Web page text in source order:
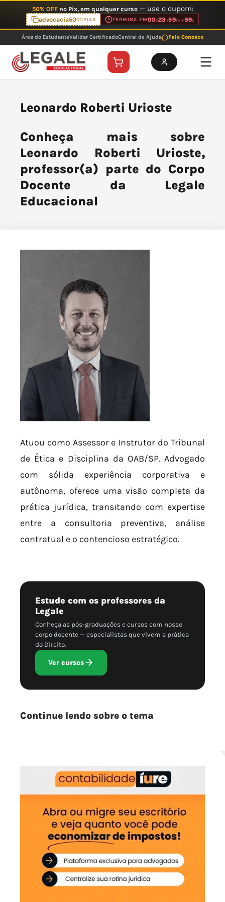
o
conteúdo
50% OFFno Pix, em qualquer curso— use o cupom:
advocacia50COPIAR TERMINA EM00d23h59min59s
Área do EstudanteValidar CertificadoCentral de Ajuda Fale Conosco
Leonardo Roberti Urioste
Conheça mais sobre
Leonardo Roberti Urioste,
professor(a) parte do Corpo
Docente da Legale
Educacional
Atuou como Assessor e Instrutor do Tribunal
de Ética e Disciplina da OAB/SP. Advogado
com sólida experiência corporativa e
autônoma, oferece uma visão completa da
prática jurídica, transitando com expertise
entre a consultoria preventiva, análise
contratual e o contencioso estratégico.
Estude com os professores da
Legale
Conheça as pós-graduações e cursos com nosso
corpo docente — especialistas que vivem a prática
do Direito.
Ver cursos
Continue lendo sobre o tema